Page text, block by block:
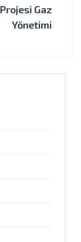
Projesi Gaz
Yönetimi